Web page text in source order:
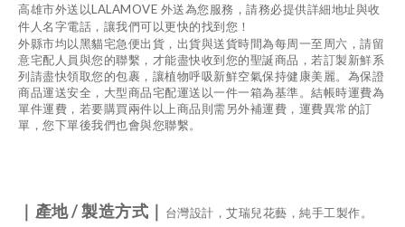
高雄市外送以LALAMOVE 外送為您服務，請務必提供詳細地址與收
件人名字電話，讓我們可以更快的找到您！
外縣市均以黑貓宅急便出貨，出貨與送貨時間為每周一至周六，請留
意宅配人員與您的聯繫，才能盡快收到您的聖誕商品，若訂製新鮮系
列請盡快領取您的包裹，讓植物呼吸新鮮空氣保持健康美麗。為保證
商品運送安全，大型商品宅配運送以一件一箱為基準。結帳時運費為
單件運費，若要購買兩件以上商品則需另外補運費，運費異常的訂
單，您下單後我們也會與您聯繫。
產地/ 製造方式 台灣設計，艾瑞兒花藝，純手工製作。